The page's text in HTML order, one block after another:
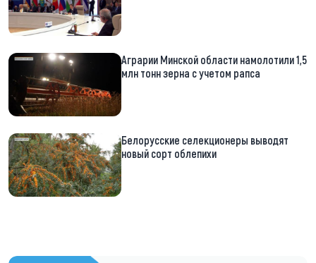
Аграрии Минской области намолотили 1,5
млн тонн зерна с учетом рапса
Белорусские селекционеры выводят
новый сорт облепихи